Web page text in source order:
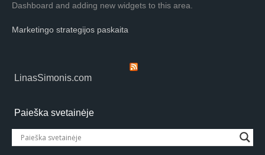
Dashboard and adding new widgets to this area.
Marketingo strategijos paskaita
LinasSimonis.com
Paieška svetainėje